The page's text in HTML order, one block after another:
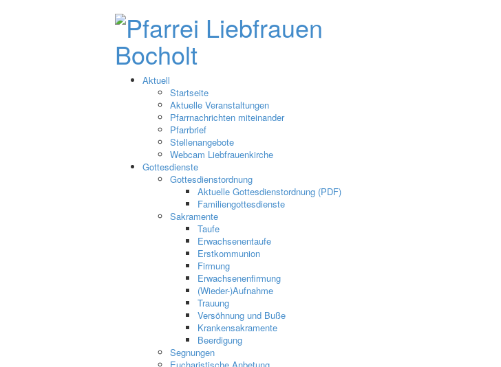
Aktuell
Startseite
Aktuelle Veranstaltungen
Pfarrnachrichten miteinander
Pfarrbrief
Stellenangebote
Webcam Liebfrauenkirche
Gottesdienste
Gottesdienstordnung
Aktuelle Gottesdienstordnung (PDF)
Familiengottesdienste
Sakramente
Taufe
Erwachsenentaufe
Erstkommunion
Firmung
Erwachsenenfirmung
(Wieder-)Aufnahme
Trauung
Versöhnung und Buße
Krankensakramente
Beerdigung
Segnungen